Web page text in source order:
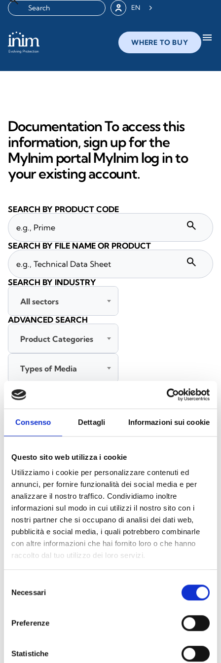
Consenso Dettagli Informazioni sui cookie
Questo sito web utilizza i cookie
Utilizziamo i cookie per personalizzare contenuti ed
annunci, per fornire funzionalità dei social media e per
analizzare il nostro traffico. Condividiamo inoltre
informazioni sul modo in cui utilizzi il nostro sito con i
nostri partner che si occupano di analisi dei dati web,
pubblicità e social media, i quali potrebbero combinarle
con altre informazioni che hai fornito loro o che hanno
raccolto dal tuo utilizzo dei loro servizi.
delNecessari
Preferenze
Statistiche
EN
WHERE TO BUY menu
Documentation To access this
information, sign up for the
MyInim portal MyInim log in to
your existing account.
Accessories EB00 Bases - Materials
Accessories for detector testing - Materials(6)
Documents(6992)
Select All
Please log in before downloading content marked with
the icon lock
SEARCH BY PRODUCT CODE
search
SEARCH BY FILE NAME OR PRODUCT
search
SEARCH BY INDUSTRY
All sectors
ADVANCED SEARCH
Product Categories
Types of Media
All languages
SEARCH